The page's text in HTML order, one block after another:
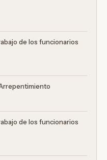
de los funcionarios
de los funcionarios